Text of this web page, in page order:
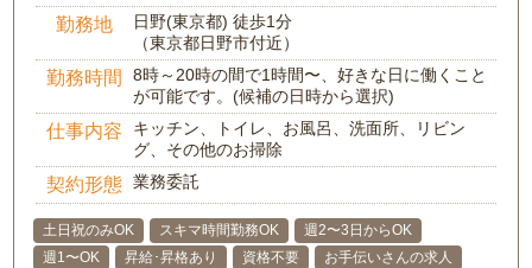
勤務地
日野(東京都) 徒歩1分
（東京都日野市付近）
勤務時間
8時～20時の間で1時間〜、好きな日に働くこと
が可能です。(候補の日時から選択)
仕事内容
キッチン、トイレ、お風呂、洗面所、リビン
グ、その他のお掃除
契約形態 業務委託
土日祝のみOK スキマ時間勤務OK
週2〜3日からOK
週1〜OK
昇給･昇格あり 資格不要
お手伝いさんの求人